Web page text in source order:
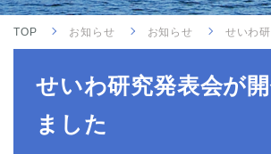
TOP お知らせ お知らせ せいわ
せいわ研究発表会が
ました